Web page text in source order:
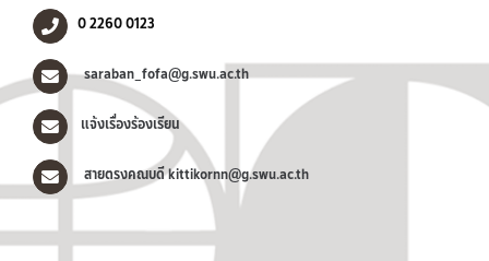
0 2260 0123
saraban_fofa@g.swu.ac.th
แจ้งเรื่องร้องเรียน
สายตรงคณบดี kittikornn@g.swu.ac.th